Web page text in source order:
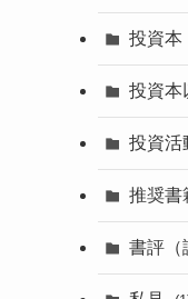
投資本
投資本
投資活
推奨書
書評（